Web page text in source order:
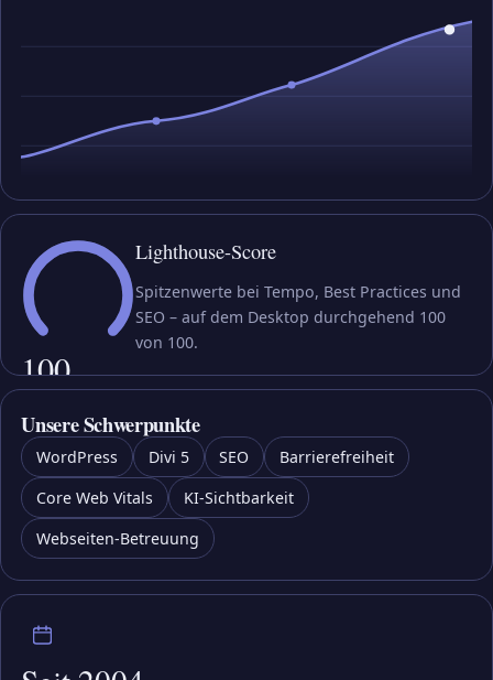
100
Lighthouse-Score
Spitzenwerte bei Tempo, Best Practices und
SEO – auf dem Desktop durchgehend 100
von 100.
Unsere Schwerpunkte
WordPress Divi 5 SEO
Barrierefreiheit
Core Web Vitals
KI-Sichtbarkeit
Webseiten-Betreuung